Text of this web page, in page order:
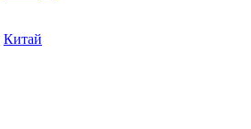
Китай